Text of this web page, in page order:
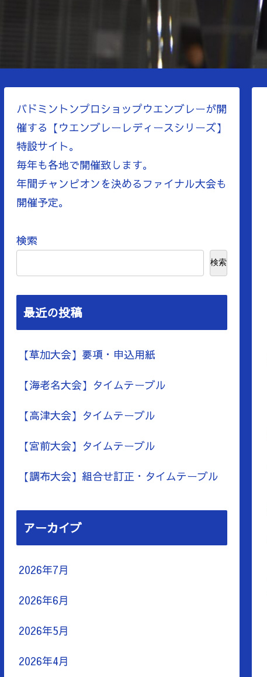
バドミントンプロショップウエンブレーが開
催する【ウエンブレーレディースシリーズ】
特設サイト。
毎年も各地で開催致します。
年間チャンピオンを決めるファイナル大会も
開催予定。
検索
検索
最近の投稿
【草加大会】要項・申込用紙
【海老名大会】タイムテーブル
【高津大会】タイムテーブル
【宮前大会】タイムテーブル
【調布大会】組合せ訂正・タイムテーブル
アーカイブ
2026年7月
2026年6月
2026年5月
2026年4月